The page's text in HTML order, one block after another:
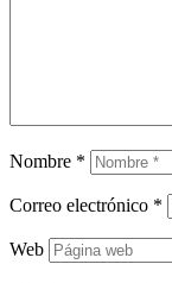
Nombre *
Correo electrónico *
Web